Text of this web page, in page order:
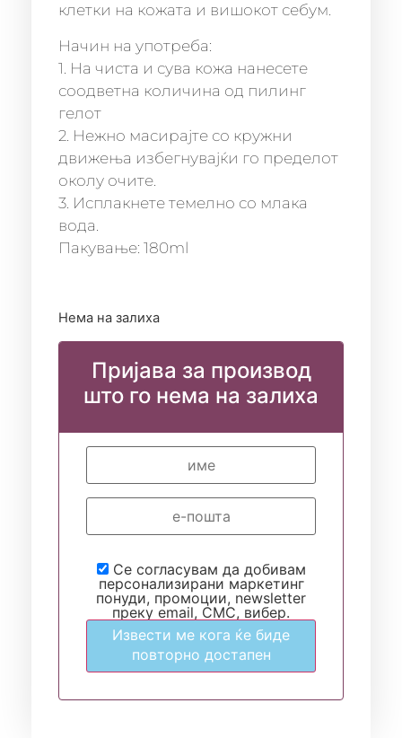
клетки на кожата и вишокот себум.
Начин на употреба:
1. На чиста и сува кожа нанесете
соодветна количина од пилинг
гелот
2. Нежно масирајте со кружни
движења избегнувајќи го пределот
околу очите.
3. Исплакнете темелно со млака
вода.
Пакување: 180ml
Нема на залиха
Пријава за производ
што го нема на залиха
Се согласувам да добивам
персонализирани маркетинг
понуди, промоции, newsletter
преку email, СМС, вибер.
Извести ме кога ќе биде
повторно достапен